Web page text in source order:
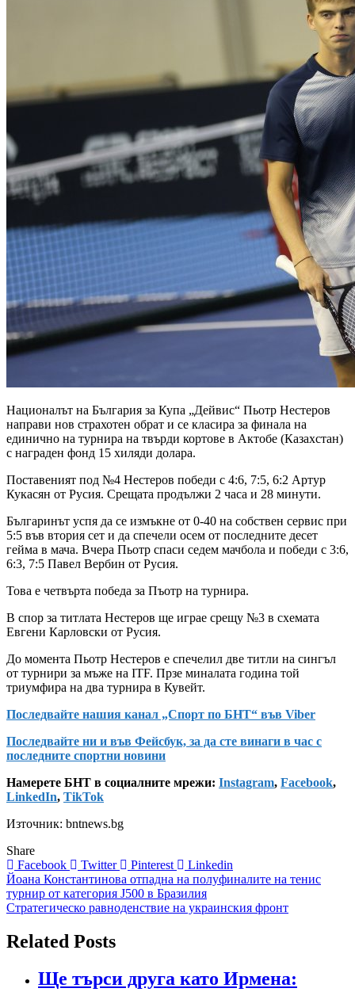
Националът на България за Купа „Дейвис“ Пьотр Нестеров
направи нов страхотен обрат и се класира за финала на
единично на турнира на твърди кортове в Актобе (Казахстан)
с награден фонд 15 хиляди долара.
Поставеният под №4 Нестеров победи с 4:6, 7:5, 6:2 Артур
Кукасян от Русия. Срещата продължи 2 часа и 28 минути.
Българинът успя да се измъкне от 0-40 на собствен сервис при
5:5 във втория сет и да спечели осем от последните десет
гейма в мача. Вчера Пьотр спаси седем мачбола и победи с 3:6,
6:3, 7:5 Павел Вербин от Русия.
Това е четвърта победа за Пъотр на турнира.
В спор за титлата Нестеров ще играе срещу №3 в схемата
Евгени Карловски от Русия.
До момента Пьотр Нестеров е спечелил две титли на сингъл
от турнири за мъже на ITF. Прзе миналата година той
триумфира на два турнира в Кувейт.
Последвайте нашия канал „Спорт по БНТ“ във Viber
Последвайте ни и във Фейсбук, за да сте винаги в час с
последните спортни новини
Намерете БНТ в социалните мрежи: Instagram, Facebook,
LinkedIn, TikTok
Източник: bntnews.bg
Share
Facebook
Twitter Pinterest Linkedin
Навигация
Йоана Константинова отпадна на полуфиналите на тенис
турнир от категория J500 в Бразилия
Стратегическо равноденствие на украинския фронт
Related Posts
Ще търси друга като Ирмена: